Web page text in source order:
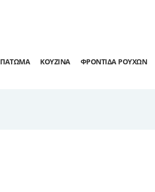
ΠΑΤΩΜΑ ΚΟΥΖΊΝΑ ΦΡΟΝΤΙΔΑ ΡΟΥΧΩΝ